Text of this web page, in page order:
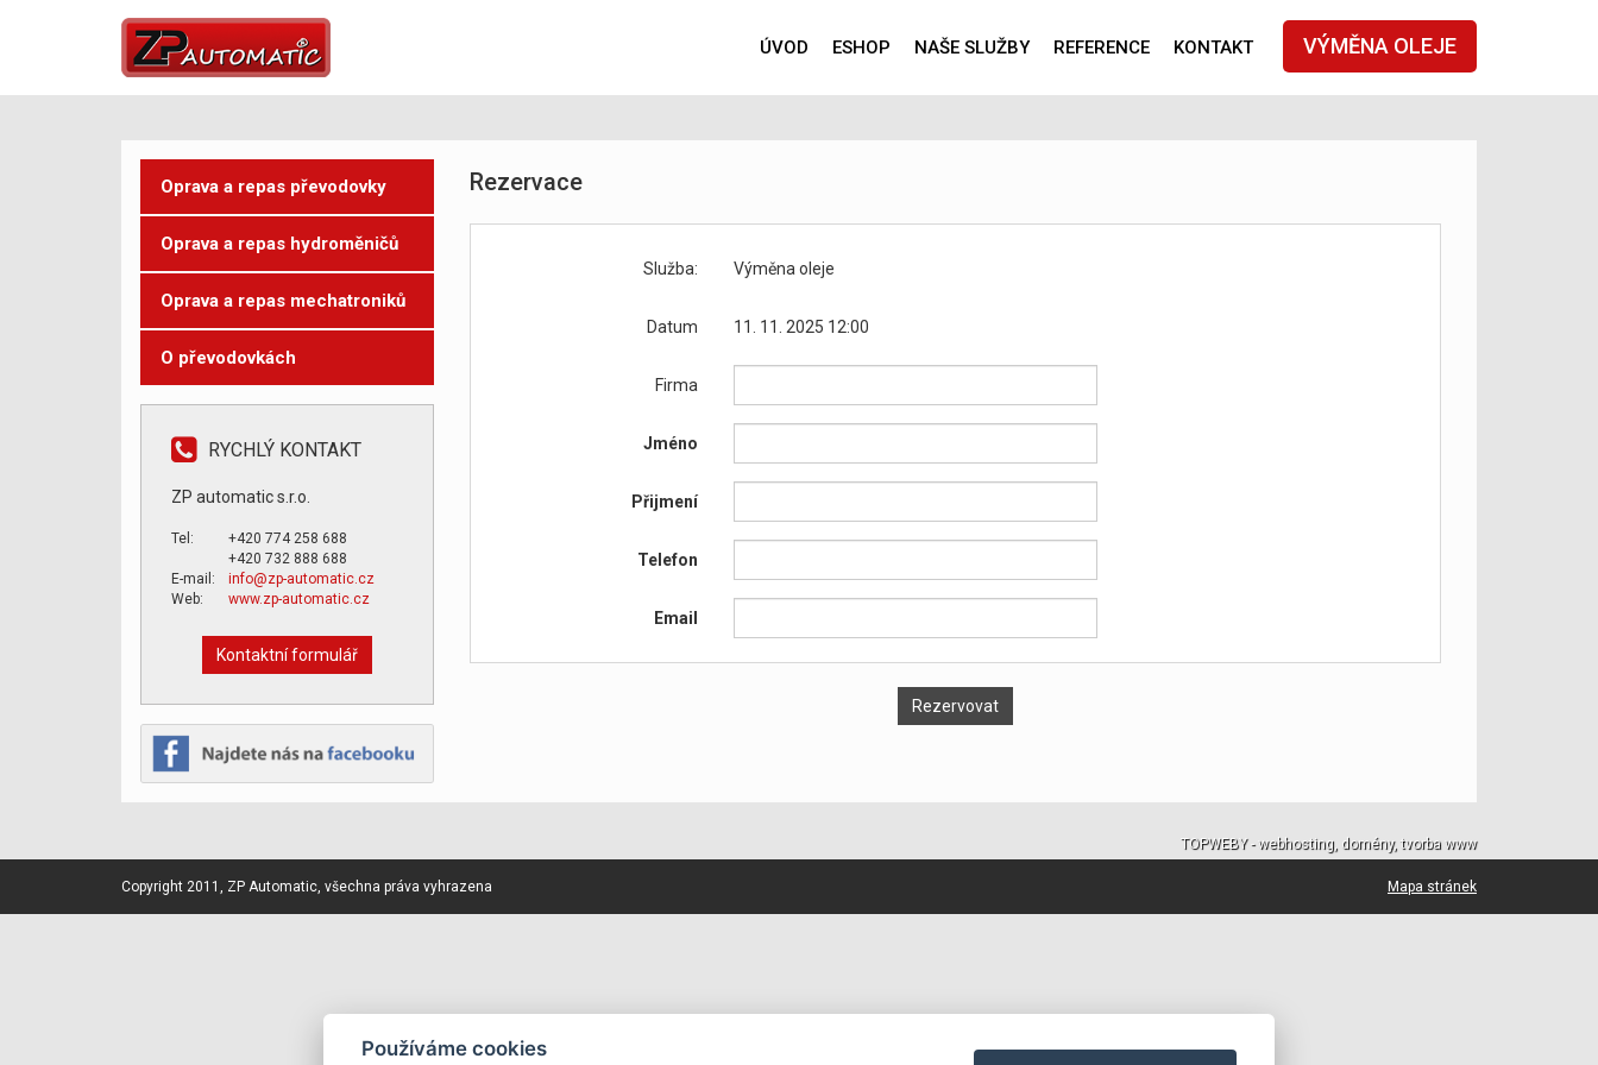
VÝMĚNA OLEJE
ÚVOD ESHOP NAŠE SLUŽBY REFERENCE KONTAKT
Oprava a repas převodovky
Oprava a repas hydroměničů
Oprava a repas mechatroniků
O převodovkách
RYCHLÝ KONTAKT
ZP automatic s.r.o.
Tel:
+420 774 258 688
+420 732 888 688
E-mail:
info@zp-automatic.cz
Web:
www.zp-automatic.cz
Kontaktní formulář
Rezervace
Služba: Výměna oleje
Datum 11. 11. 2025 12:00
Firma
Jméno
Přijmení
Telefon
Email
Copyright 2011, ZP Automatic, všechna práva vyhrazena Mapa stránek
TOPWEBY - webhosting, domény, tvorba www
Používáme cookies